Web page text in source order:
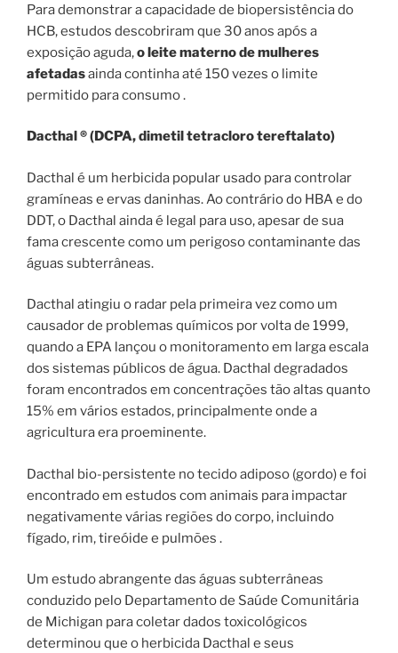
Para demonstrar a capacidade de biopersistência do
HCB, estudos descobriram que 30 anos após a
exposição aguda,o leite materno de mulheres
afetadasainda continha até 150 vezes o limite
permitido para consumo .
Dacthal ® (DCPA, dimetil tetracloro tereftalato)
Dacthal é um herbicida popular usado para controlar
gramíneas e ervas daninhas. Ao contrário do HBA e do
DDT, o Dacthal ainda é legal para uso, apesar de sua
fama crescente como um perigoso contaminante das
águas subterrâneas.
Dacthal atingiu o radar pela primeira vez como um
causador de problemas químicos por volta de 1999,
quando a EPA lançou o monitoramento em larga escala
dos sistemas públicos de água. Dacthal degradados
foram encontrados em concentrações tão altas quanto
15% em vários estados, principalmente onde a
agricultura era proeminente.
Dacthal bio-persistente no tecido adiposo (gordo) e foi
encontrado em estudos com animais para impactar
negativamente várias regiões do corpo, incluindo
fígado, rim, tireóide e pulmões .
Um estudo abrangente das águas subterrâneas
conduzido pelo Departamento de Saúde Comunitária
de Michigan para coletar dados toxicológicos
determinou que o herbicida Dacthal e seus